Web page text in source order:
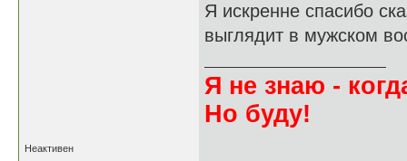
Я искренне спасибо
выглядит в мужском
Я не знаю -
Но буду!
Неактивен